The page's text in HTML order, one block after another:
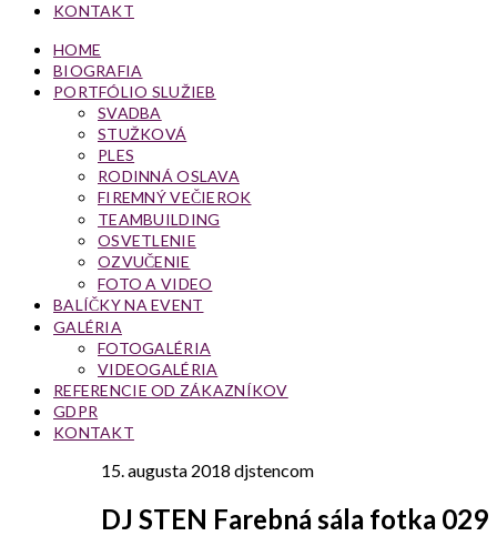
KONTAKT
HOME
BIOGRAFIA
PORTFÓLIO SLUŽIEB
SVADBA
STUŽKOVÁ
PLES
RODINNÁ OSLAVA
FIREMNÝ VEČIEROK
TEAMBUILDING
OSVETLENIE
OZVUČENIE
FOTO A VIDEO
BALÍČKY NA EVENT
GALÉRIA
FOTOGALÉRIA
VIDEOGALÉRIA
REFERENCIE OD ZÁKAZNÍKOV
GDPR
KONTAKT
15. augusta 2018 djstencom
DJ STEN Farebná sála fotka 029